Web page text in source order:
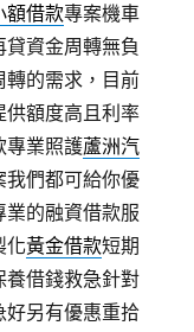
額借款專案機車
資金周轉無負
轉的需求，目前
供額度高且利率
專業照護蘆洲汽
我們都可給你優
業的融資借款服
化黃金借款短期
養借錢救急針對
好另有優惠重拾